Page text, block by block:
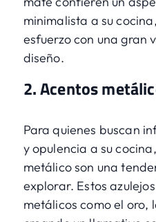
minimalista a su
esfuerzo con una gran
diseño.
2. Acentos
Para quienes buscan
y opulencia a su
metálico son una
explorar. Estos
metálicos como el oro,